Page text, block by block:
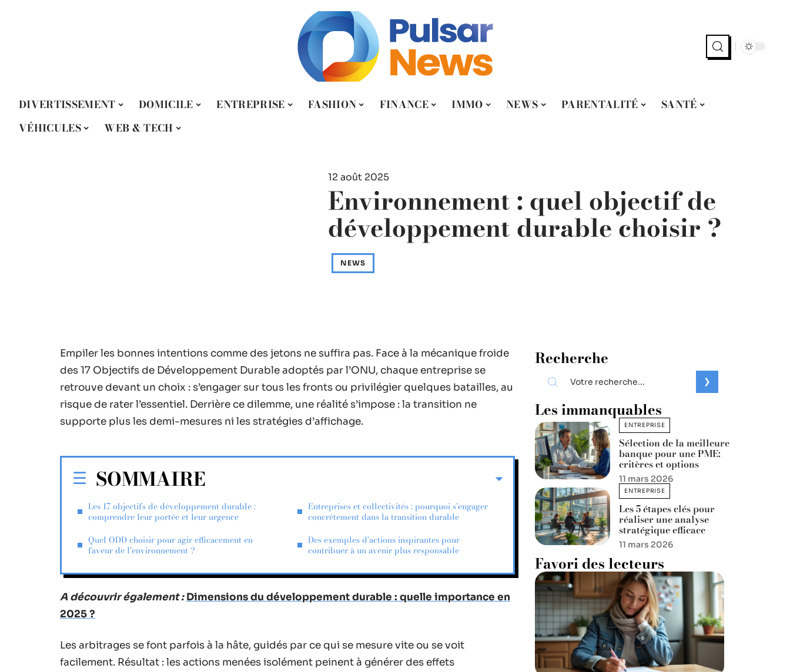
DIVERTISSEMENT DOMICILE ENTREPRISE FASHION FINANCE IMMO NEWS PARENTALITÉ
SANTÉ
VÉHICULES
WEB & TECH
12 août 2025
Environnement : quel objectif de
développement durable choisir ?
NEWS
Empiler les bonnes intentions comme des jetons ne suffira pas. Face à la mécanique froide
des 17 Objectifs de Développement Durable adoptés par l’ONU, chaque entreprise se
retrouve devant un choix : s’engager sur tous les fronts ou privilégier quelques batailles, au
risque de rater l’essentiel. Derrière ce dilemme, une réalité s’impose : la transition ne
supporte plus les demi-mesures ni les stratégies d’affichage.
SOMMAIRE
Les 17 objectifs de développement durable :
comprendre leur portée et leur urgence
Quel ODD choisir pour agir efficacement en
faveur de l’environnement ?
Entreprises et collectivités : pourquoi s’engager
concrètement dans la transition durable
Des exemples d’actions inspirantes pour
contribuer à un avenir plus responsable
A découvrir également : Dimensions du développement durable : quelle importance en
2025 ?
Les arbitrages se font parfois à la hâte, guidés par ce qui se mesure vite ou se voit
facilement. Résultat : les actions menées isolément peinent à générer des effets
Recherche
Les immanquables
ENTREPRISE
Sélection de la meilleure
banque pour une PME:
critères et options
11 mars 2026
ENTREPRISE
Les 5 étapes clés pour
réaliser une analyse
stratégique efficace
11 mars 2026
Favori des lecteurs